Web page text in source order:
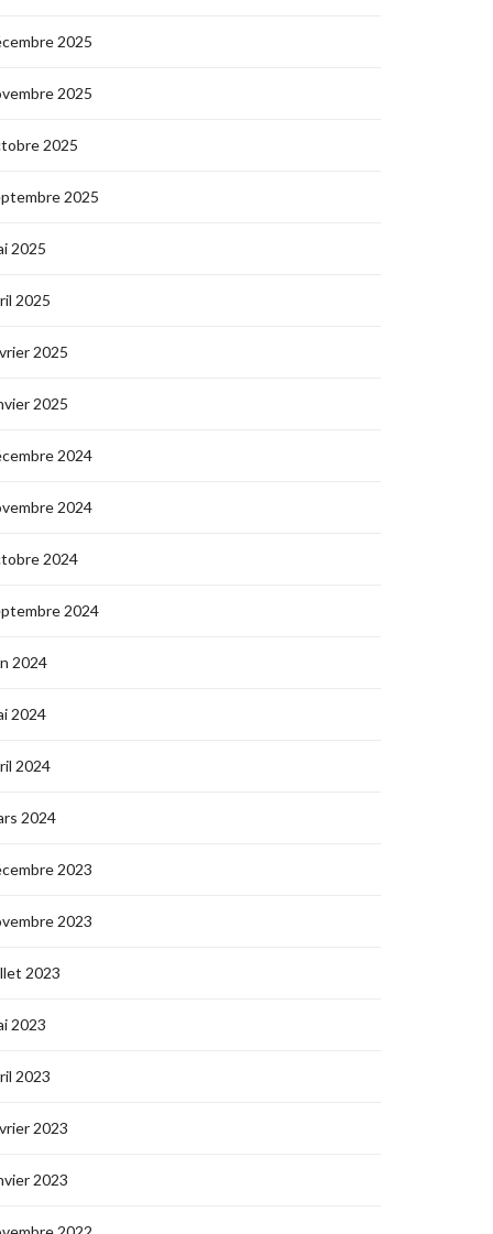
2025
2025
2025
2025
2025
2025
2025
2025
2024
2024
2024
2024
2024
2024
2024
2024
2023
2023
2023
2023
2023
2023
2023